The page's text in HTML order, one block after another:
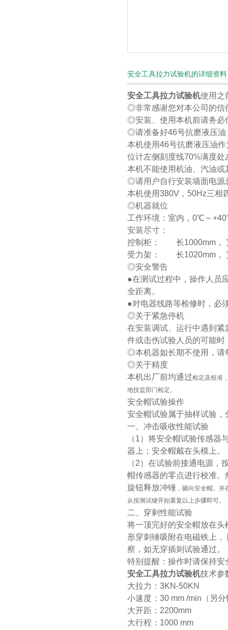
安全工具拉力试验机的详细资
安全工具拉力试验机使用之
◎非常感谢您对本公司的信
◎安装、使用本机前请务必
◎请准备好46号抗磨液压油
本机使用46号抗磨液压油
位计左侧刻度线70%满度处
本机不能使用机油、汽油
◎请用户自行安装墙面电源
本机使用380V，50Hz三相
◎机器就位
工作环境：室内，0℃～
安装尽寸：
控制柜： 长1000mm，
受力架： 长1020mm，
◎安全警告
●在测试过程中，操作人员
全距离。
●对电器线路等检修时，必
◎关于紧急停机
在安装调试、运行中遇到
件或击伤试验人员的可能
◎本机器如长期不使用，请
◎关于精度
本机出厂前均通过检定及校准
地技监部门检定。
安全帽试验操作
安全帽试验属于抽样试验
一、冲击吸收性能试验
（1）将安全帽试验传感
器上；安全帽戴在头模上。
（2）在试验前接通电源
帽传感器的零点进行校准
旋钮释放冲锤 ，砸向安全帽。
从按测试键开始重复以上步骤即可。
二、穿剌性能试验
将一顶完好的安全帽放在
形穿刺锤吸附在电磁铁上
察，如无穿插则试验通过。
特别提醒：操作时请保持
安全工具拉力试验机技术参
大拉力：3KN-50KN
小速度：30 mm /min（另
大开距：2200mm
大行程：1000 mm